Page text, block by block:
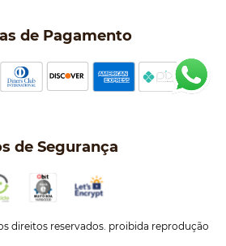
de Pagamento
de Segurança
direitos reservados. proibida reprodução